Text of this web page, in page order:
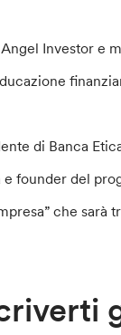
Investor e
di Banca
e founder del
che sarà